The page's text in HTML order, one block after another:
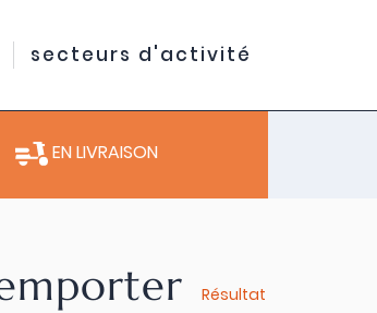
secteurs d'activité
EN LIVRAISON
Résultat